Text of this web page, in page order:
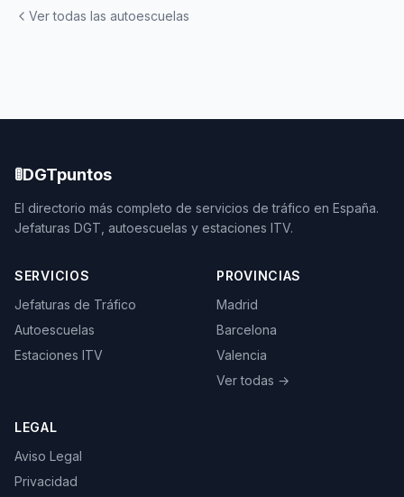
Ver todas las autoescuelas
🚦DGTpuntos
El directorio más completo de servicios de tráfico en España.
Jefaturas DGT, autoescuelas y estaciones ITV.
SERVICIOS
Jefaturas de Tráfico
Autoescuelas
Estaciones ITV
PROVINCIAS
Madrid
Barcelona
Valencia
Ver todas →
LEGAL
Aviso Legal
Privacidad